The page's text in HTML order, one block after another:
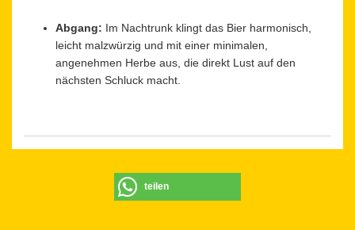
Abgang: Im Nachtrunk klingt das Bier harmonisch,
leicht malzwürzig und mit einer minimalen,
angenehmen Herbe aus, die direkt Lust auf den
nächsten Schluck macht.
teilen